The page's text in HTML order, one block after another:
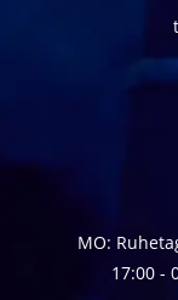
MO:
17:00 -